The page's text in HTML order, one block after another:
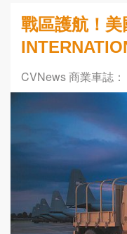
戰區護航！
CVNews 商業車誌